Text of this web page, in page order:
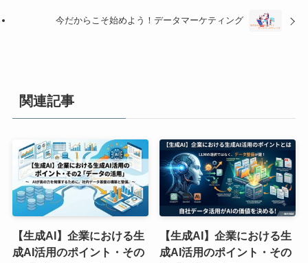
今だからこそ始めよう！データマーケティング
関連記事
【生成AI】企業における生
成AI活用のポイント・その
【生成AI】企業における生
成AI活用のポイント・その